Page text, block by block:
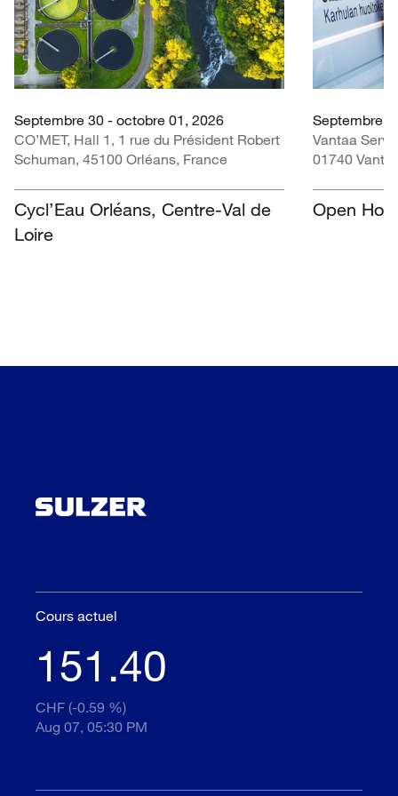
Septembre 30 - octobre 01, 2026
CO’MET, Hall 1, 1 rue du Président Robert
Schuman, 45100 Orléans, France
Cycl’Eau Orléans, Centre-Val de
Loire
Septembre
Vantaa
01740
Open
Cours actuel
151.40
CHF (-0.59 %)
Aug 07, 05:30 PM